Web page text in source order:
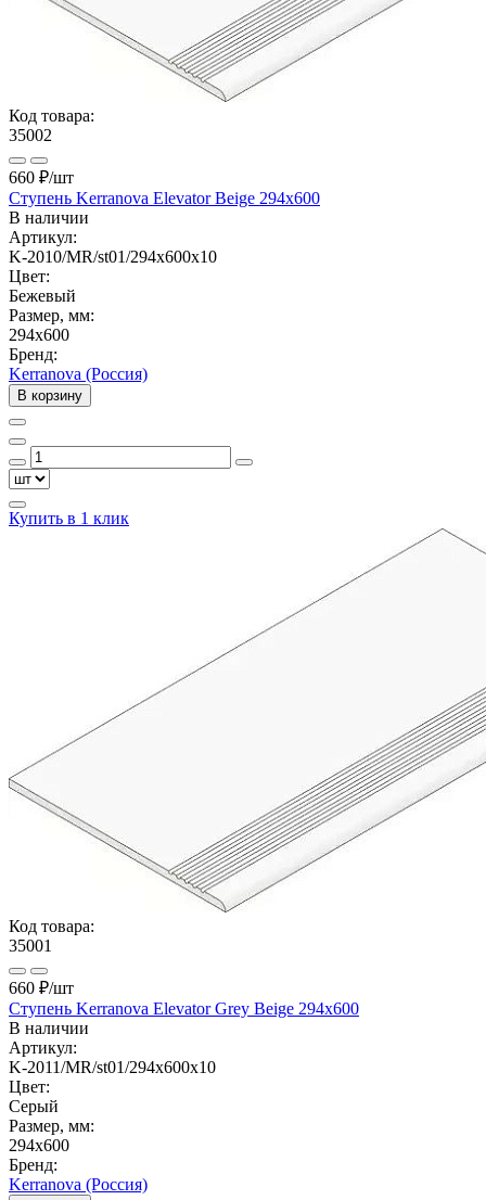
Код товара:
35002
660 ₽/шт
Ступень Kerranova Elevator Beige 294х600
В наличии
Артикул:
K-2010/MR/st01/294х600x10
Цвет:
Бежевый
Размер, мм:
294x600
Бренд:
Kerranova (Россия)
В корзину
Купить в 1 клик
Код товара:
35001
660 ₽/шт
Ступень Kerranova Elevator Grey Beige 294х600
В наличии
Артикул:
K-2011/MR/st01/294х600x10
Цвет:
Серый
Размер, мм:
294x600
Бренд:
Kerranova (Россия)